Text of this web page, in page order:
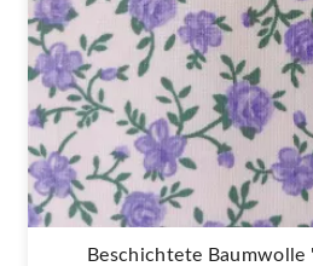
Beschichtete